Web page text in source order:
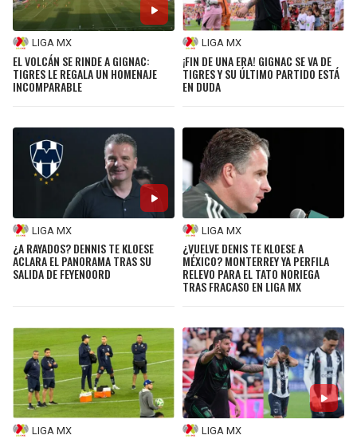
LIGA MX
EL VOLCÁN SE RINDE A GIGNAC:
TIGRES LE REGALA UN HOMENAJE
INCOMPARABLE
LIGA MX
¡FIN DE UNA ERA! GIGNAC SE VA DE
TIGRES Y SU ÚLTIMO PARTIDO ESTÁ
EN DUDA
LIGA MX
¿A RAYADOS? DENNIS TE KLOESE
ACLARA EL PANORAMA TRAS SU
SALIDA DE FEYENOORD
LIGA MX
¿VUELVE DENIS TE KLOESE A
MÉXICO? MONTERREY YA PERFILA
RELEVO PARA EL TATO NORIEGA
TRAS FRACASO EN LIGA MX
LIGA MX LIGA MX